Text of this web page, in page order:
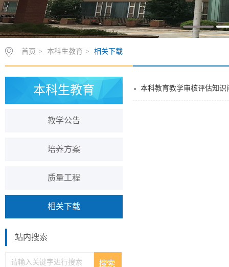
首页 > 本科生教育 > 相关下载
本科生教育
教学公告
培养方案
质量工程
相关下载
站内搜索
本科教育教学审核评估知识